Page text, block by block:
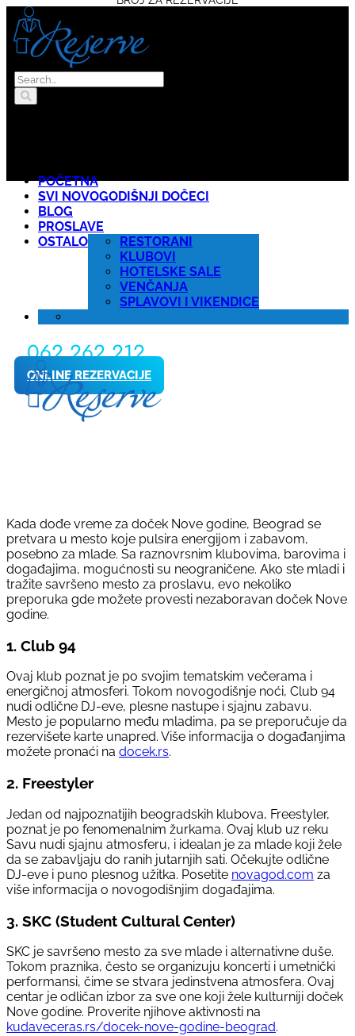
POČETNA
SVI NOVOGODIŠNJI DOČECI
BLOG
PROSLAVE
OSTALO
RESTORANI
KLUBOVI
HOTELSKE SALE
VENČANJA
SPLAVOVI I VIKENDICE
062 262 212
ONLINE REZERVACIJE
Kada dođe vreme za doček Nove godine, Beograd se
pretvara u mesto koje pulsira energijom i zabavom,
posebno za mlade. Sa raznovrsnim klubovima, barovima i
događajima, mogućnosti su neograničene. Ako ste mladi i
tražite savršeno mesto za proslavu, evo nekoliko
preporuka gde možete provesti nezaboravan doček Nove
godine.
1. Club 94
Ovaj klub poznat je po svojim tematskim večerama i
energičnoj atmosferi. Tokom novogodišnje noći, Club 94
nudi odlične DJ-eve, plesne nastupe i sjajnu zabavu.
Mesto je popularno među mladima, pa se preporučuje da
rezervišete karte unapred. Više informacija o događanjima
možete pronaći na docek.rs.
2. Freestyler
Jedan od najpoznatijih beogradskih klubova, Freestyler,
poznat je po fenomenalnim žurkama. Ovaj klub uz reku
Savu nudi sjajnu atmosferu, i idealan je za mlade koji žele
da se zabavljaju do ranih jutarnjih sati. Očekujte odlične
DJ-eve i puno plesnog užitka. Posetite novagod.com za
više informacija o novogodišnjim događajima.
3. SKC (Student Cultural Center)
SKC je savršeno mesto za sve mlade i alternativne duše.
Tokom praznika, često se organizuju koncerti i umetnički
performansi, čime se stvara jedinstvena atmosfera. Ovaj
centar je odličan izbor za sve one koji žele kulturniji doček
Nove godine. Proverite njihove aktivnosti na
kudaveceras.rs/docek-nove-godine-beograd.